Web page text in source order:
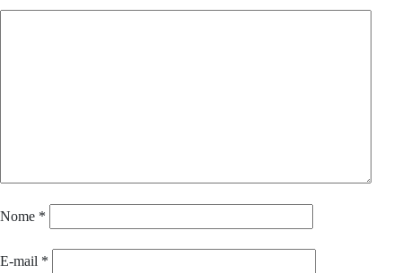
Nome *
E-mail *